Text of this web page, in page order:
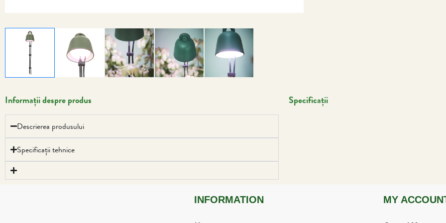
Informații despre produs
Descrierea produsului
Specificații tehnice
Specificații
INFORMATION MY